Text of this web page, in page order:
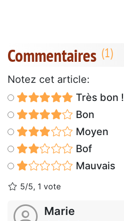
Commentaires
Notez cet article:
Très bon !
Bon
Moyen
Bof
Mauvais
5/5, 1 vote
Marie